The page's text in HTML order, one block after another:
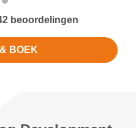
beoordelingen
BOEK